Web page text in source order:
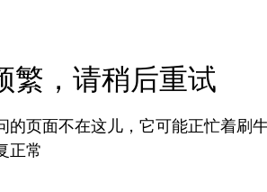
繁，请稍后重试
的页面不在这儿，它可能正忙着刷
正常